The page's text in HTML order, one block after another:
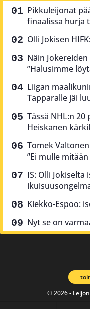
Pikkuleijonat
finaalissa hurja
Olli Jokisen
Näin
”Halusimme
Liigan
Tapparalle jäi
Tässä NHL:n
Heiskanen
Tomek
”Ei mulle
IS: Olli Jokiselta
Kiekko-Espoo:
Nyt se on
© 2026 -